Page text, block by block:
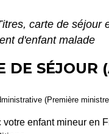
carte de séjour
d'enfant malade
DE
(Première
votre enfant mineur en